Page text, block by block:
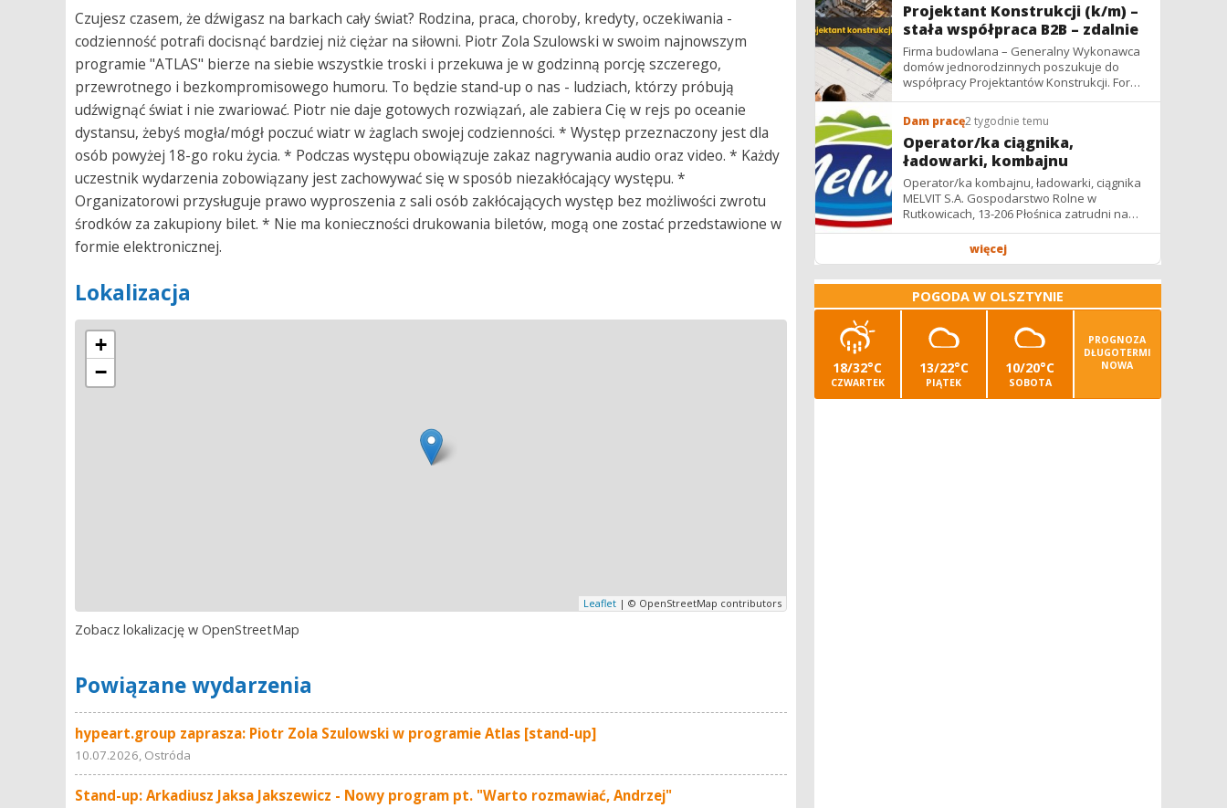
Czujesz czasem, że dźwigasz na barkach cały świat? Rodzina, praca, choroby, kredyty, oczekiwania -
codzienność potrafi docisnąć bardziej niż ciężar na siłowni. Piotr Zola Szulowski w swoim najnowszym
programie "ATLAS" bierze na siebie wszystkie troski i przekuwa je w godzinną porcję szczerego,
przewrotnego i bezkompromisowego humoru. To będzie stand-up o nas - ludziach, którzy próbują
udźwignąć świat i nie zwariować. Piotr nie daje gotowych rozwiązań, ale zabiera Cię w rejs po oceanie
dystansu, żebyś mogła/mógł poczuć wiatr w żaglach swojej codzienności. * Występ przeznaczony jest dla
osób powyżej 18-go roku życia. * Podczas występu obowiązuje zakaz nagrywania audio oraz video. * Każdy
uczestnik wydarzenia zobowiązany jest zachowywać się w sposób niezakłócający występu. *
Organizatorowi przysługuje prawo wyproszenia z sali osób zakłócających występ bez możliwości zwrotu
środków za zakupiony bilet. * Nie ma konieczności drukowania biletów, mogą one zostać przedstawione w
formie elektronicznej.
Lokalizacja
+
−
Leaflet | © OpenStreetMap contributors
Zobacz lokalizację w OpenStreetMap
Powiązane wydarzenia
hypeart.group zaprasza: Piotr Zola Szulowski w programie Atlas [stand-up]
10.07.2026, Ostróda
Stand-up: Arkadiusz Jaksa Jakszewicz - Nowy program pt. "Warto rozmawiać, Andrzej"
Projektant Konstrukcji (k/m) –
stała współpraca B2B – zdalnie
Firma budowlana – Generalny Wykonawca
domów jednorodzinnych poszukuje do
współpracy Projektantów Konstrukcji. Forma
współpracy: B2B / podwykonawstwo –
Dam pracę2 tygodnie temu
Operator/ka ciągnika,
ładowarki, kombajnu
Operator/ka kombajnu, ładowarki, ciągnika
MELVIT S.A. Gospodarstwo Rolne w
Rutkowicach, 13-206 Płośnica zatrudni na
umowę zlecenie na okres żniw: -
operatora/kę kombajnu z uprawnieniami -...
więcej
POGODA W OLSZTYNIE
18/32°C
CZWARTEK
13/22°C
PIĄTEK
10/20°C
SOBOTA
PROGNOZA
DŁUGOTERMI
NOWA